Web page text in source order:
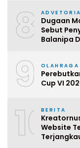
8
Dugaan
Sebut
Balanipa
9 OLAHRAGA
Cup VI
10BERITA
Website